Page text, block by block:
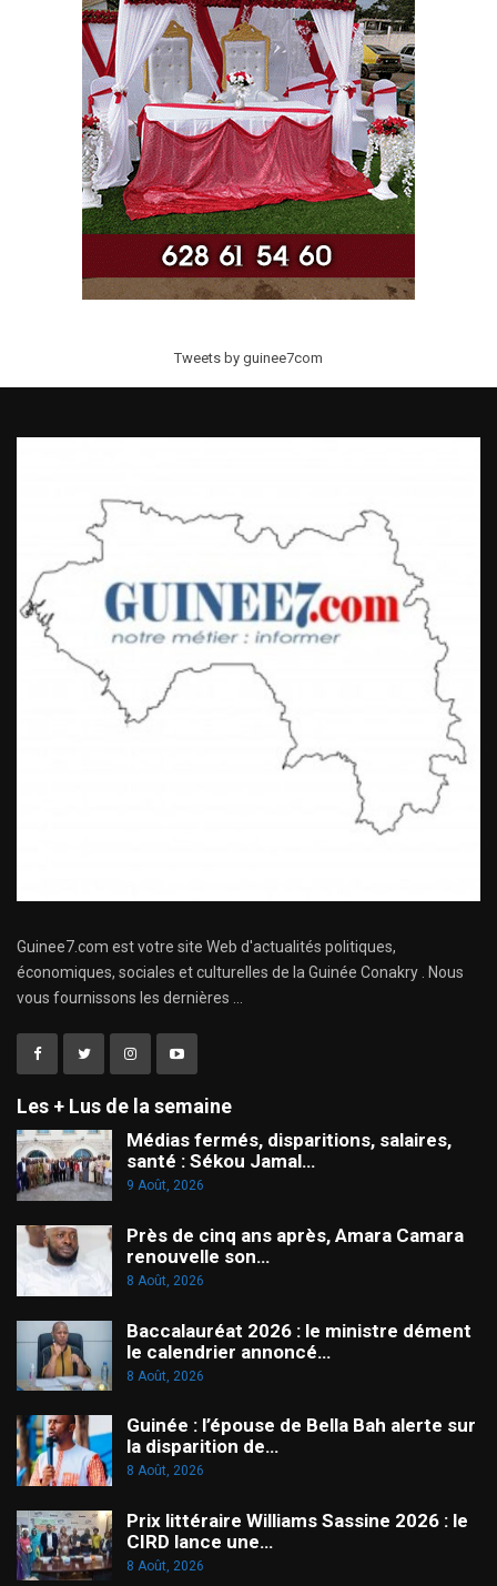
Tweets by guinee7com
Guinee7.com est votre site Web d'actualités politiques,
économiques, sociales et culturelles de la Guinée Conakry . Nous
vous fournissons les dernières ...
Les + Lus de la semaine
Médias fermés, disparitions, salaires,
santé : Sékou Jamal…
9 Août, 2026
Près de cinq ans après, Amara Camara
renouvelle son…
8 Août, 2026
Baccalauréat 2026 : le ministre dément
le calendrier annoncé…
8 Août, 2026
Guinée : l’épouse de Bella Bah alerte sur
la disparition de…
8 Août, 2026
Prix littéraire Williams Sassine 2026 : le
CIRD lance une…
8 Août, 2026